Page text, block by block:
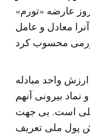
عارضه «تورم»
معادل و عامل
واحد مبادله
بیرونی آنهم
است. بی جهت
پول ملی تعریف